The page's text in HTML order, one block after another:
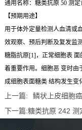
通用名称：糖类抗原 50 测定
【预期用途】
用于体外定量检测人血清或
效观察、预后判断及复发监
糖脂抗原[1]，正常细胞表
着重要作用。细胞恶 变时由
成细胞表面糖类 结构发生变
上一篇:
鳞状上皮细胞
下一篇:糖类抗原 242 测